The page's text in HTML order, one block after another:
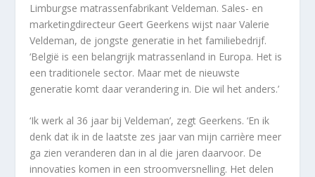
Limburgse matrassenfabrikant Veldeman. Sales- en
marketingdirecteur Geert Geerkens wijst naar Valerie
Veldeman, de jongste generatie in het familiebedrijf.
‘België is een belangrijk matrassenland in Europa. Het is
een traditionele sector. Maar met de nieuwste
generatie komt daar verandering in. Die wil het anders.’
‘Ik werk al 36 jaar bij Veldeman’, zegt Geerkens. ‘En ik
denk dat ik in de laatste zes jaar van mijn carrière meer
ga zien veranderen dan in al die jaren daarvoor. De
innovaties komen in een stroomversnelling. Het delen